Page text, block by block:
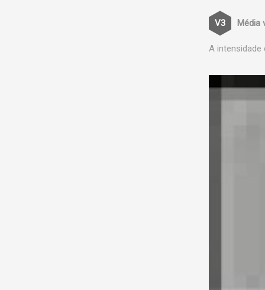
Média
A intensidade